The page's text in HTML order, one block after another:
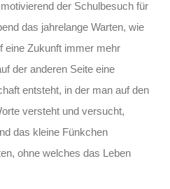
der Schulbesuch für
das jahrelange Warten, wie
eine Zukunft immer mehr
der anderen Seite eine
entsteht, in der man auf den
versteht und versucht,
das kleine Fünkchen
ohne welches das Leben